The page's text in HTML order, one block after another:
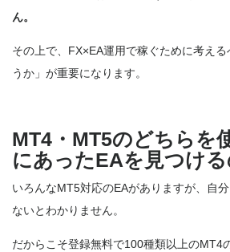
ん。
その上で、FX×EA運用で稼ぐために考え
うか」が重要になります。
MT4・MT5のどちらを
にあったEAを見つける
いろんなMT5対応のEAがありますが、自
ないとわかりません。
だからこそ登録無料で100種類以上のMT4